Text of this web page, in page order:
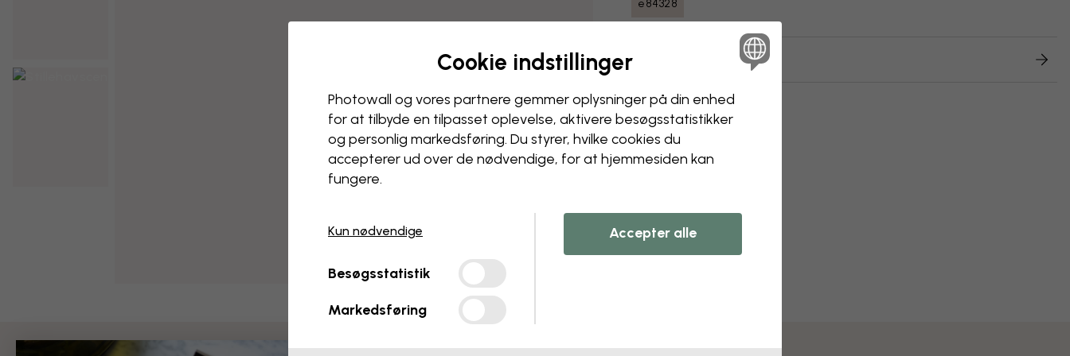
e84328
Levering og returnering
Cookie indstillinger
Photowall og vores partnere gemmer oplysninger på din enhed
for at tilbyde en tilpasset oplevelse, aktivere besøgs­statistikker
og personlig markedsføring. Du styrer, hvilke cookies du
accepterer ud over de nødvendige, for at hjemmesiden kan
fungere.
Kun nødvendige
Besøgsstatistik
Markedsføring
Accepter alle